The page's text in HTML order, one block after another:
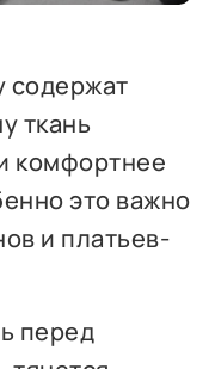
содержат
ткань
комфортнее
это важно
и платьев-
перед